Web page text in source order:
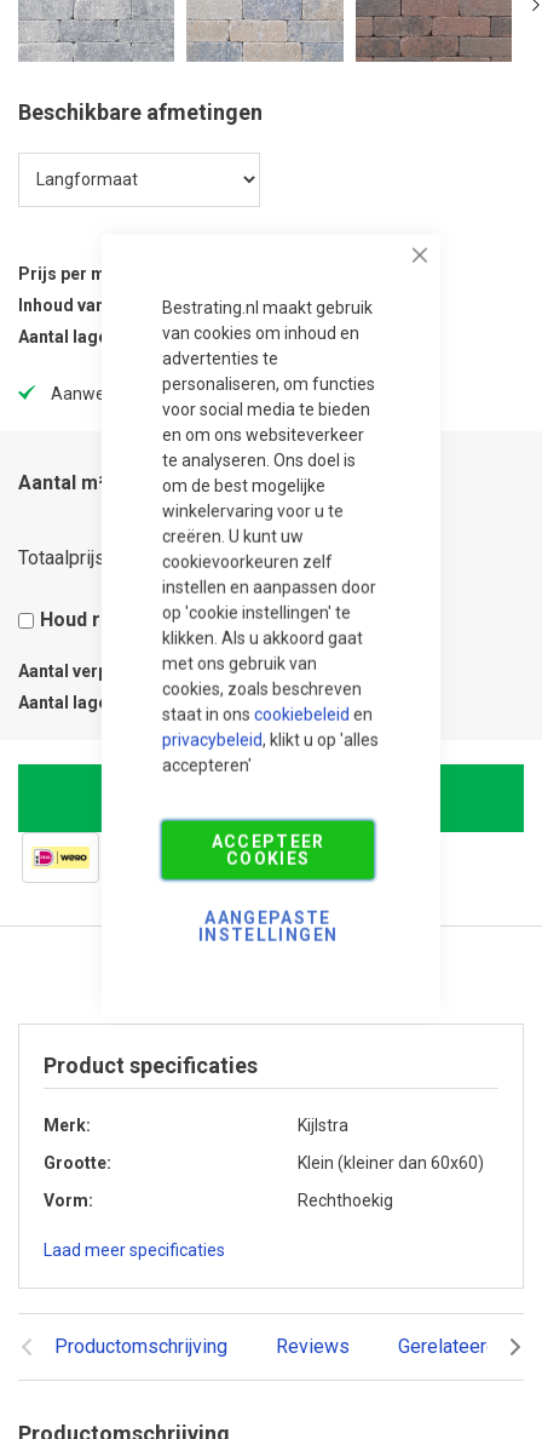
Bestrating.nl maakt gebruik
van cookies om inhoud en
advertenties te
personaliseren, om functies
voor social media te bieden
en om ons websiteverkeer
te analyseren. Ons doel is
om de best mogelijke
winkelervaring voor u te
creëren. U kunt uw
cookievoorkeuren zelf
instellen en aanpassen door
op 'cookie instellingen' te
klikken. Als u akkoord gaat
met ons gebruik van
cookies, zoals beschreven
staat in ons cookiebeleid en
privacybeleid, klikt u op 'alles
accepteren'
ACCEPTEER
COOKIES
AANGEPASTE
INSTELLINGEN
Beschikbare afmetingen
Prijs per m²
Inhoud van verpakking 9.6 m²
Aantal lagen per verpakking
12
Aanwezig in onze showtuin
Aantal m²
Totaalprijs 25,80
Houd rekening met 5% snijverlies
Aantal verpakkingen 0.09
Aantal lagen
Productomschrijving Reviews Gerelateerde
Productomschrijving
Product specificaties
Merk
Kijlstra
Grootte
Klein (kleiner dan 60x60)
Vorm
Rechthoekig
Laad meer specificaties